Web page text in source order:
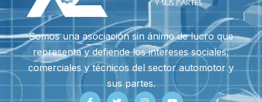
Somos una asociación sin ánimo de lucro que
representa y defiende los intereses sociales,
comerciales y técnicos del sector automotor y
sus partes.